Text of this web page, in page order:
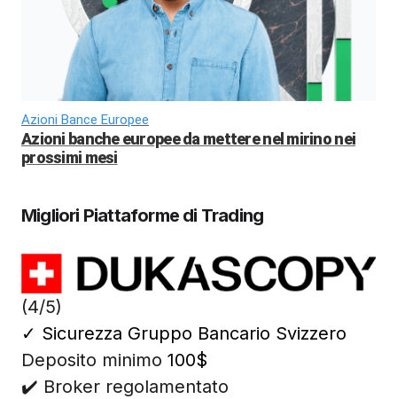
Azioni Bance Europee
Azioni banche europee da mettere nel mirino nei
prossimi mesi
Migliori Piattaforme di Trading
(4/5)
✓ Sicurezza Gruppo Bancario Svizzero
Deposito minimo 100$
✔️ Broker regolamentato